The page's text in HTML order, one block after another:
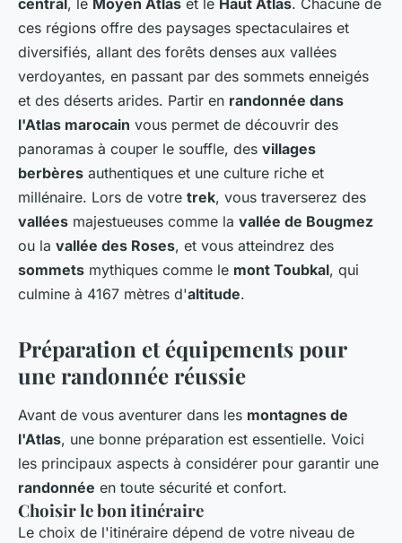
central, le Moyen Atlas et le Haut Atlas. Chacune de
ces régions offre des paysages spectaculaires et
diversifiés, allant des forêts denses aux vallées
verdoyantes, en passant par des sommets enneigés
et des déserts arides. Partir en randonnée dans
l'Atlas marocain vous permet de découvrir des
panoramas à couper le souffle, des villages
berbères authentiques et une culture riche et
millénaire. Lors de votre trek, vous traverserez des
vallées majestueuses comme la vallée de Bougmez
ou la vallée des Roses, et vous atteindrez des
sommets mythiques comme le mont Toubkal, qui
culmine à 4167 mètres d'altitude.
Préparation et équipements pour
une randonnée réussie
Avant de vous aventurer dans les montagnes de
l'Atlas, une bonne préparation est essentielle. Voici
les principaux aspects à considérer pour garantir une
randonnée en toute sécurité et confort.
Choisir le bon itinéraire
Le choix de l'itinéraire dépend de votre niveau de